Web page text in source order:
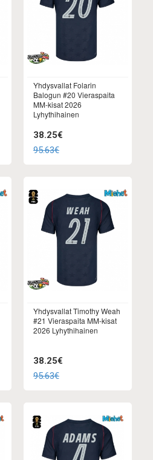
Yhdysvallat Folarin
Balogun #20 Vieraspaita
MM-kisat 2026
Lyhythihainen
38.25€
95.63€
Yhdysvallat Timothy Weah
#21 Vieraspaita MM-kisat
2026 Lyhythihainen
38.25€
95.63€